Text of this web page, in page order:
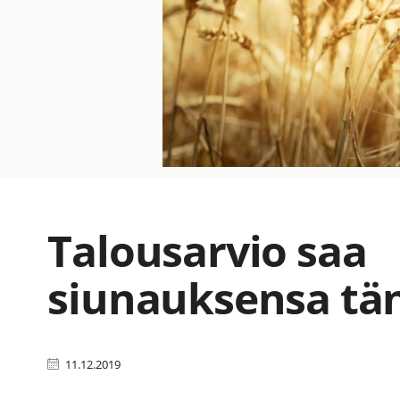
Talousarvio saa
siunauksensa
11.12.2019